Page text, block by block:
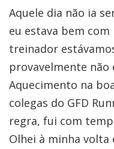
Aquele dia não ia
eu estava bem
treinador
provavelmente não
Aquecimento na
colegas do GFD
regra, fui com
Olhei à minha volta